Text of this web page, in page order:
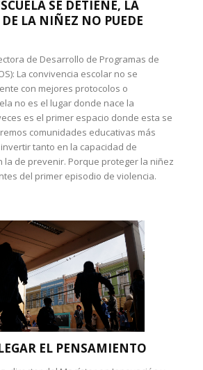
SE DETIENE, LA
LA NIÑEZ NO PUEDE
de Desarrollo de Programas de
La convivencia escolar no se
con mejores protocolos o
no es el lugar donde nace la
es el primer espacio donde esta se
comunidades educativas más
tanto en la capacidad de
la de prevenir. Porque proteger la niñez
del primer episodio de violencia.
EL PENSAMIENTO